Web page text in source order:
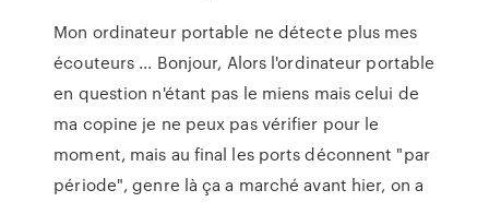
Mon ordinateur portable ne détecte plus mes
écouteurs ... Bonjour, Alors l'ordinateur portable
en question n'étant pas le miens mais celui de
ma copine je ne peux pas vérifier pour le
moment, mais au final les ports déconnent "par
période", genre là ça a marché avant hier, on a